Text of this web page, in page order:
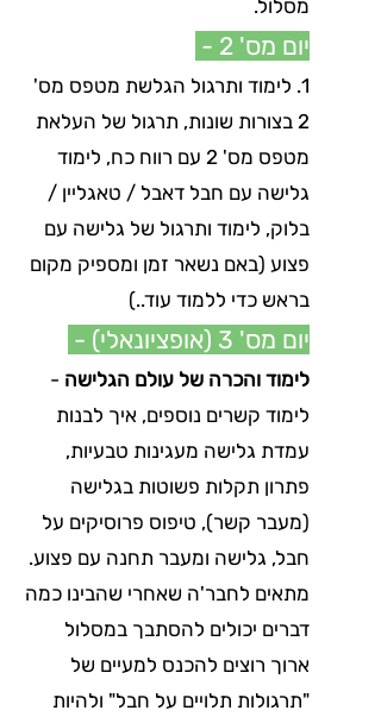
מסלול.
יום מס' 2 -
1. לימוד ותרגול הגלשת מטפס מס'
2 בצורות שונות, תרגול של העלאת
מטפס מס' 2 עם רווח כח, לימוד
גלישה עם חבל דאבל / טאגליין /
בלוק, לימוד ותרגול של גלישה עם
פצוע (באם נשאר זמן ומספיק מקום
בראש כדי ללמוד עוד..)
יום מס' 3 (אופציונאלי) -
לימוד והכרה של עולם הגלישה -
לימוד קשרים נוספים, איך לבנות
עמדת גלישה מעגינות טבעיות,
פתרון תקלות פשוטות בגלישה
(מעבר קשר), טיפוס פרוסיקים על
חבל, גלישה ומעבר תחנה עם פצוע.
מתאים לחבר'ה שאחרי שהבינו כמה
דברים יכולים להסתבך במסלול
ארוך רוצים להכנס למעיים של
"תרגולות תלויים על חבל" ולהיות